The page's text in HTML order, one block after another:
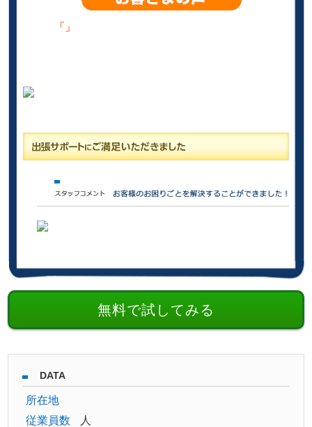
「」
無料で試してみる
DATA
所在地
従業員数
人